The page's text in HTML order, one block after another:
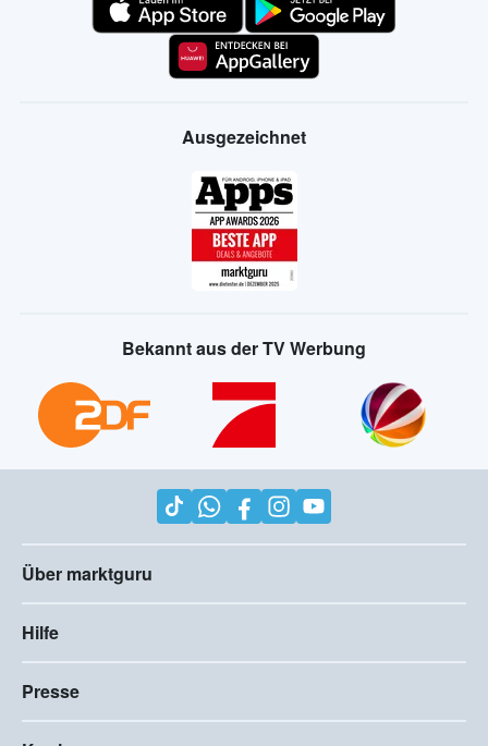
Ausgezeichnet
Bekannt aus der TV Werbung
Über marktguru
Hilfe
Presse